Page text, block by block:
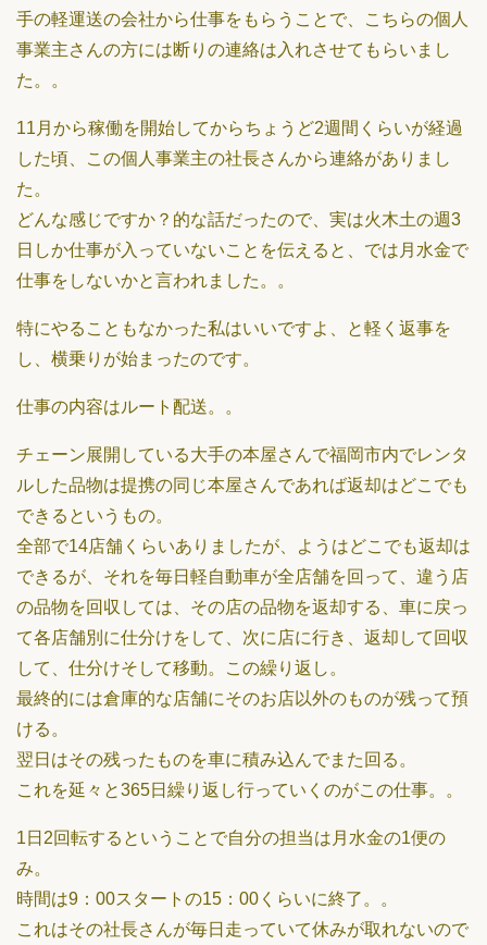
手の軽運送の会社から仕事をもらうことで、こちらの個人
事業主さんの方には断りの連絡は入れさせてもらいまし
た。。
11月から稼働を開始してからちょうど2週間くらいが経過
した頃、この個人事業主の社長さんから連絡がありまし
た。
どんな感じですか？的な話だったので、実は火木土の週3
日しか仕事が入っていないことを伝えると、では月水金で
仕事をしないかと言われました。。
特にやることもなかった私はいいですよ、と軽く返事を
し、横乗りが始まったのです。
仕事の内容はルート配送。。
チェーン展開している大手の本屋さんで福岡市内でレンタ
ルした品物は提携の同じ本屋さんであれば返却はどこでも
できるというもの。
全部で14店舗くらいありましたが、ようはどこでも返却は
できるが、それを毎日軽自動車が全店舗を回って、違う店
の品物を回収しては、その店の品物を返却する、車に戻っ
て各店舗別に仕分けをして、次に店に行き、返却して回収
して、仕分けそして移動。この繰り返し。
最終的には倉庫的な店舗にそのお店以外のものが残って預
ける。
翌日はその残ったものを車に積み込んでまた回る。
これを延々と365日繰り返し行っていくのがこの仕事。。
1日2回転するということで自分の担当は月水金の1便の
み。
時間は9：00スタートの15：00くらいに終了。。
これはその社長さんが毎日走っていて休みが取れないので